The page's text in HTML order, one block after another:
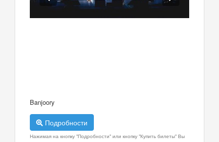
Banjoory
Подробности
Нажимая на кнопку "Подробности" или кнопку "Купить билеты" Вы